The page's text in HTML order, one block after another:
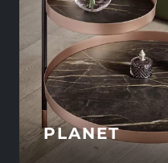
PLANET